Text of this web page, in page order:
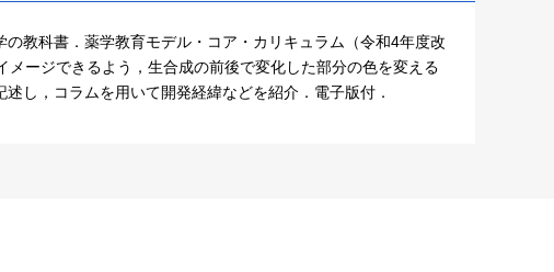
教科書．薬学教育モデル・コア・カリキュラム（令和4年度改
ージできるよう，生合成の前後で変化した部分の色を変える
し，コラムを用いて開発経緯などを紹介．電子版付．